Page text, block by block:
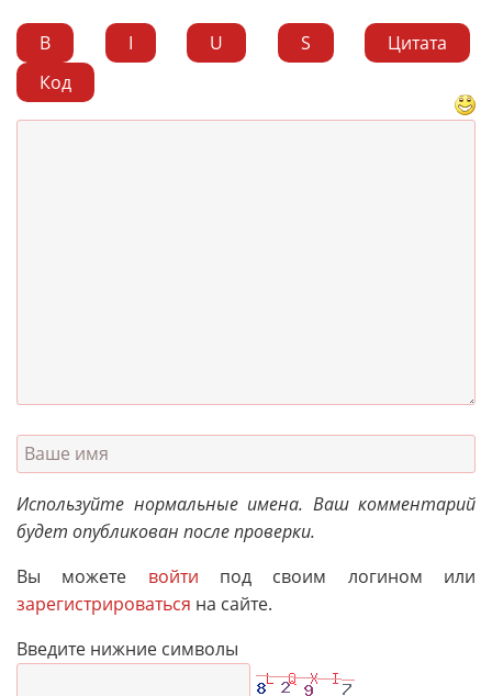
B I U S
Цитата
Код
Используйте нормальные имена. Ваш комментарий
будет опубликован после проверки.
Вы можете войти под своим логином или
зарегистрироваться на сайте.
Введите нижние символы